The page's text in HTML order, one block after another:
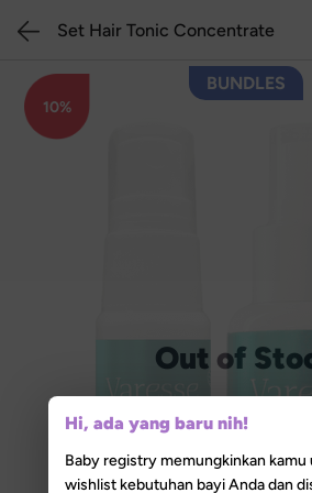
BUNDLES
Out of
10%
Set Hair Tonic Concentrate
Hi, ada yang baru nih!
Baby registry memungkinkan
wishlist kebutuhan bayi Anda dan